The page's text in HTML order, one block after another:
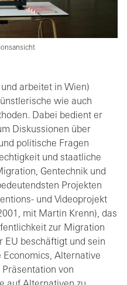
arbeitet in Wien)
wie auch
Dabei bedient er
Diskussionen über
politische Fragen
und staatliche
Gentechnik und
Projekten
und Videoprojekt
mit Martin Krenn), das
zur Migration
EU beschäftigt und sein
Alternative
Präsentation von